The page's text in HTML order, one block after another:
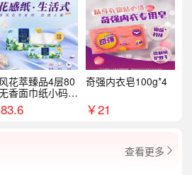
花萃臻品4层80
香面巾纸小码1
83.6
奇强内衣皂100g*4
￥21
查看更多 